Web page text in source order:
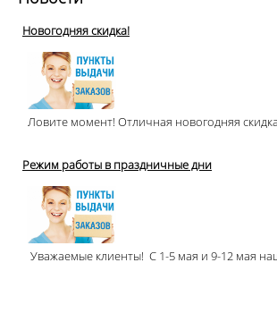
Новогодняя скидка!
Ловите момент! Отличная новогодняя
Режим работы в праздничные дни
Уважаемые клиенты! С 1-5 мая и 9-12 мая